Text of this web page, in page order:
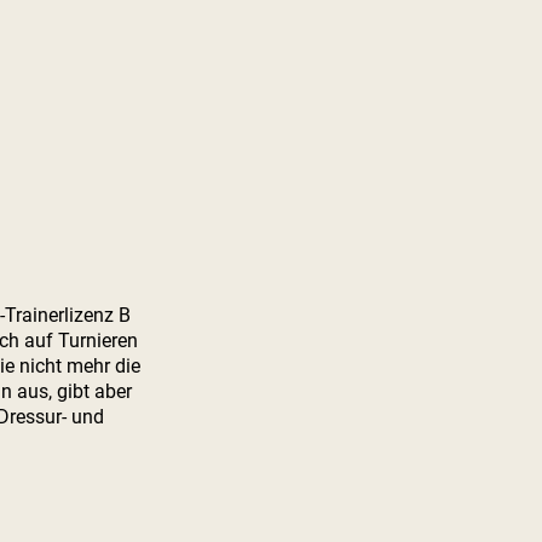
B
auf Turnieren
nicht mehr die
aus, gibt aber
und